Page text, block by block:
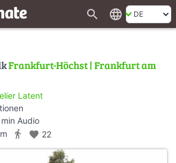
search language
Frankfurt-Höchst | Frankfurt am
Latent
min Audio
directions_walk favorite 22